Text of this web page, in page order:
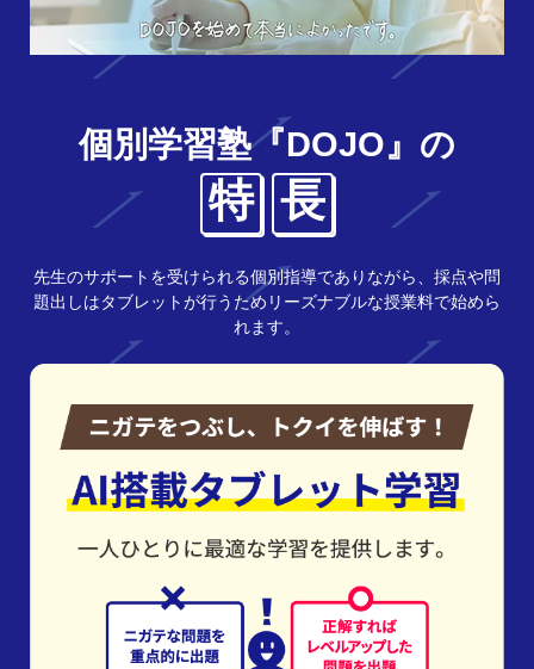
個別学習塾『DOJO』の
特 長
先生のサポートを受けられる個別指導でありながら、採点や問
題出しはタブレットが行うためリーズナブルな授業料で始めら
れます。